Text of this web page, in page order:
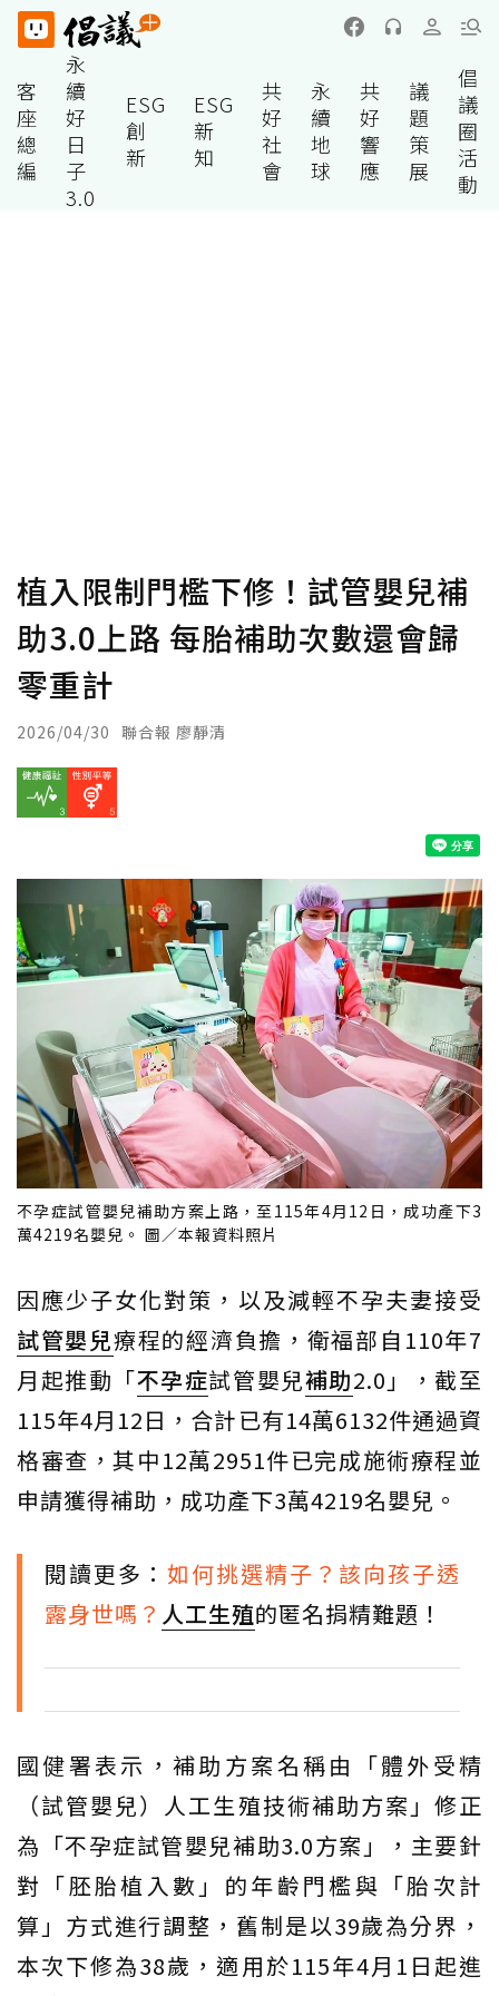
客
座
總
編
永
續
好
日
子
3.0
ESG
創
新
ESG
新
知
共
好
社
會
永
續
地
球
共
好
響
應
議
題
策
展
倡
議
圈
活
動
植入限制門檻下修！試管嬰兒補
助3.0上路 每胎補助次數還會歸
零重計
2026/04/30 聯合報 廖靜清
不孕症試管嬰兒補助方案上路，至115年4月12日，成功產下3
萬4219名嬰兒。 圖／本報資料照片
因應少子女化對策，以及減輕不孕夫妻接受
試管嬰兒療程的經濟負擔，衛福部自110年7
月起推動「不孕症試管嬰兒補助2.0」，截至
115年4月12日，合計已有14萬6132件通過資
格審查，其中12萬2951件已完成施術療程並
申請獲得補助，成功產下3萬4219名嬰兒。
閱讀更多： 如何挑選精子？該向孩子透
露身世嗎？ 人工生殖的匿名捐精難題！
國健署表示，補助方案名稱由「體外受精
（試管嬰兒）人工生殖技術補助方案」修正
為「不孕症試管嬰兒補助3.0方案」，主要針
對「胚胎植入數」的年齡門檻與「胎次計
算」方式進行調整，舊制是以39歲為分界，
本次下修為38歲，適用於115年4月1日起進